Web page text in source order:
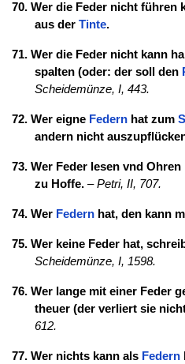
70. Wer die Feder nicht führen
aus der Tinte.
71. Wer die Feder nicht kann
spalten (oder: der soll den
Scheidemünze, I, 443.
72. Wer eigne Federnhat zum
andern nicht
73. Wer Feder lesen vnd
zu Hoffe.–Petri, II, 707.
74. Wer Federnhat, den kann
75. Wer keine Feder hat,
Scheidemünze, I, 1598.
76. Wer lange mit einer Feder
theuer (der verliert sie
612.
77. Wer nichts kann als Federn